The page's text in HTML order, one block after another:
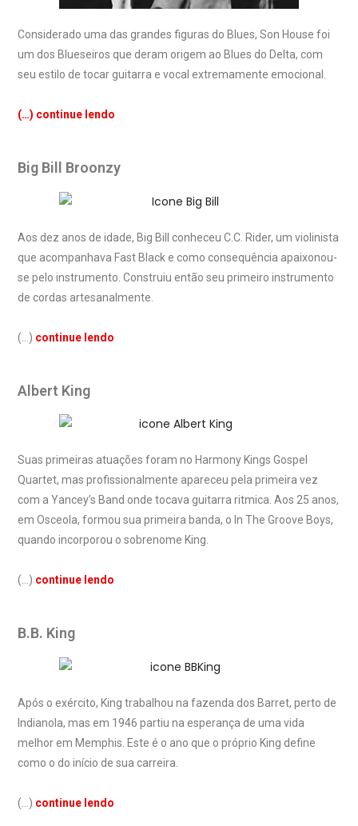
Considerado uma das grandes figuras do Blues, Son House foi
um dos Blueseiros que deram origem ao Blues do Delta, com
seu estilo de tocar guitarra e vocal extremamente emocional.
(…) continue lendo
Big Bill Broonzy
Aos dez anos de idade, Big Bill conheceu C.C. Rider, um violinista
que acompanhava Fast Black e como consequência apaixonou-
se pelo instrumento. Construiu então seu primeiro instrumento
de cordas artesanalmente.
(…) continue lendo
Albert King
Suas primeiras atuações foram no Harmony Kings Gospel
Quartet, mas profissionalmente apareceu pela primeira vez
com a Yancey’s Band onde tocava guitarra ritmica. Aos 25 anos,
em Osceola, formou sua primeira banda, o In The Groove Boys,
quando incorporou o sobrenome King.
(…) continue lendo
B.B. King
Após o exército, King trabalhou na fazenda dos Barret, perto de
Indianola, mas em 1946 partiu na esperança de uma vida
melhor em Memphis. Este é o ano que o próprio King define
como o do início de sua carreira.
(…) continue lendo